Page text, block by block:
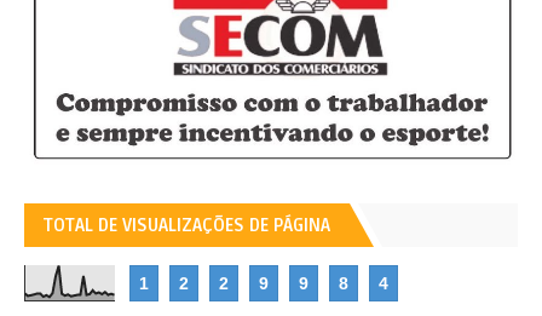
TOTAL DE VISUALIZAÇÕES DE PÁGINA
1 2 2 9 9 8 4